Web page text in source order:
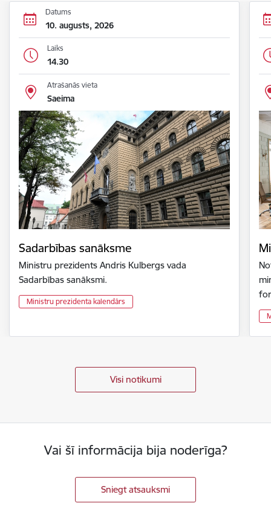
Datums
10. augusts, 2026
Laiks
14.30
Atrašanās vieta
Saeima
Sadarbības sanāksme
Ministru prezidents Andris Kulbergs vada
Sadarbības sanāksmi.
Ministru prezidenta kalendārs
Visi notikumi
Vai šī informācija bija noderīga?
Sniegt atsauksmi